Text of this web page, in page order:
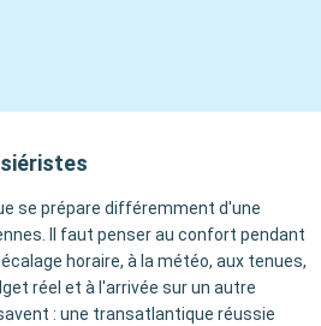
se prépare différemment d'une
Il faut penser au confort pendant
horaire, à la météo, aux tenues,
réel et à l'arrivée sur un autre
: une transatlantique réussie